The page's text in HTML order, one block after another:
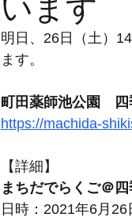
います
明日、26日（土）
ます。
町田薬師池公園　
https://machida-
【詳細】
まちだでらくご＠
日時：2021年6月